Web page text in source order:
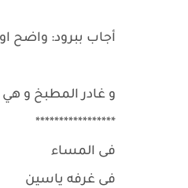
أجاب ببرود: واضح
و غادر المطبخ و
*****************
فى المساء
فى غرفه ياسين